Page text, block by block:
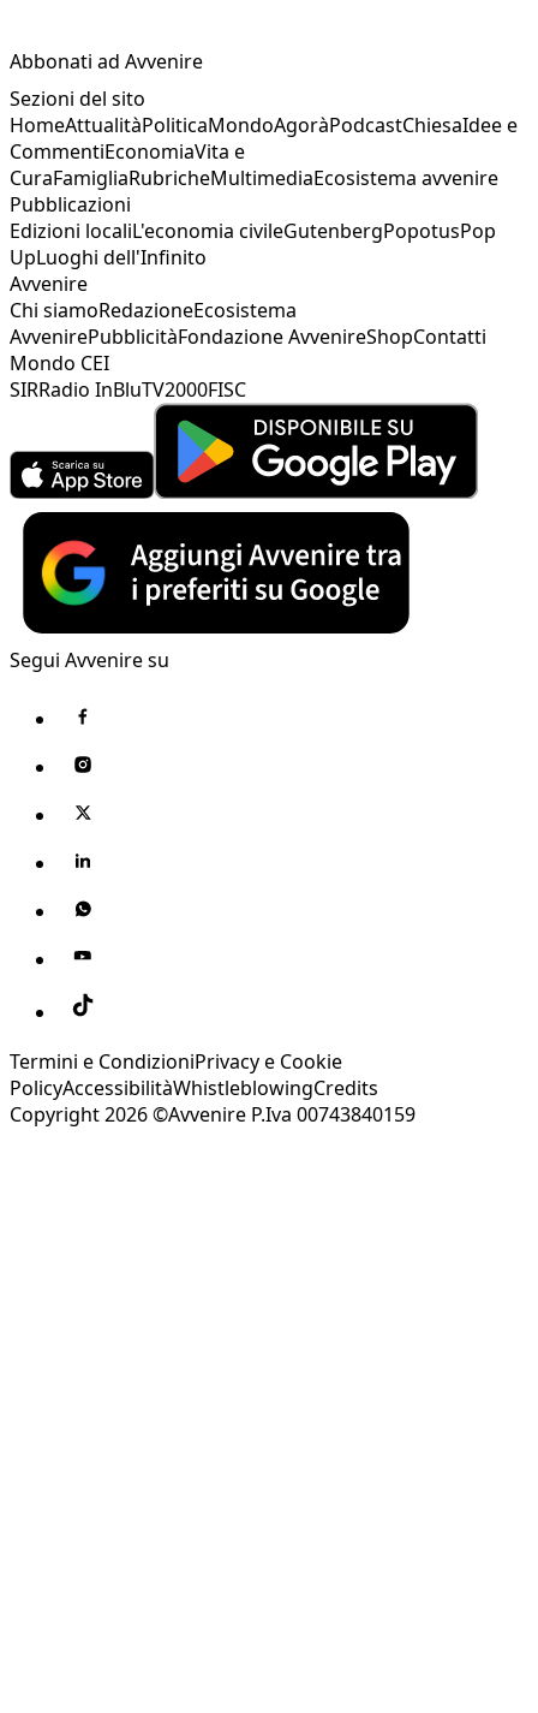
Abbonati ad Avvenire
Sezioni del sito
HomeAttualitàPoliticaMondoAgoràPodcastChiesaIdee e
CommentiEconomiaVita e
CuraFamigliaRubricheMultimediaEcosistema avvenire
Pubblicazioni
Edizioni localiL'economia civileGutenbergPopotusPop
UpLuoghi dell'Infinito
Avvenire
Chi siamoRedazioneEcosistema
AvvenirePubblicitàFondazione AvvenireShopContatti
Mondo CEI
SIRRadio InBluTV2000FISC
Segui Avvenire su
Termini e CondizioniPrivacy e Cookie
PolicyAccessibilitàWhistleblowingCredits
Copyright 2026 ©Avvenire P.Iva 00743840159